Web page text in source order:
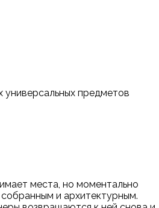
универсальных предметов
места, но моментально
и архитектурным.